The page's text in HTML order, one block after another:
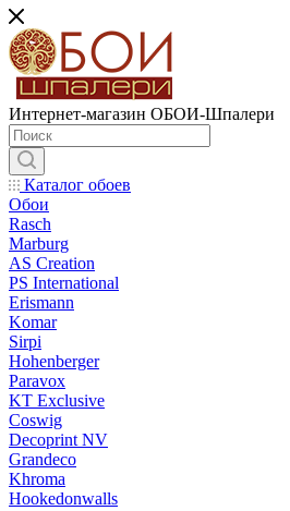
Интернет-магазин ОБОИ-Шпалери
Каталог обоев
Обои
Rasch
Marburg
AS Creation
PS International
Erismann
Komar
Sirpi
Hohenberger
Paravox
KT Exclusive
Coswig
Decoprint NV
Grandeco
Khroma
Hookedonwalls